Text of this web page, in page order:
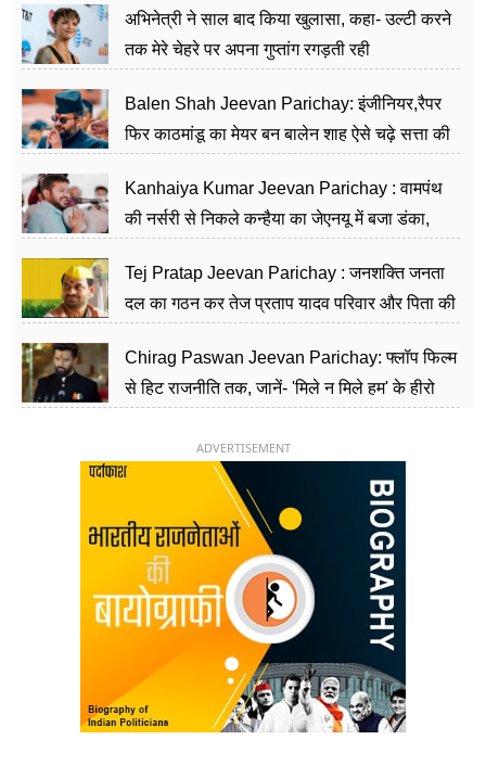
अभिनेत्री ने साल बाद किया खुलासा, कहा- उल्टी करने
तक मेरे चेहरे पर अपना गुप्तांग रगड़ती रही
Balen Shah Jeevan Parichay: इंजीनियर,रैपर
फिर काठमांडू का मेयर बन बालेन शाह ऐसे चढ़े सत्ता की
Kanhaiya Kumar Jeevan Parichay : वामपंथ
की नर्सरी से निकले कन्हैया का जेएनयू में बजा डंका,
Tej Pratap Jeevan Parichay : जनशक्ति जनता
दल का गठन कर तेज प्रताप यादव परिवार और पिता की
Chirag Paswan Jeevan Parichay: फ्लॉप फिल्म
से हिट राजनीति तक, जानें- 'मिले न मिले हम' के हीरो
ADVERTISEMENT